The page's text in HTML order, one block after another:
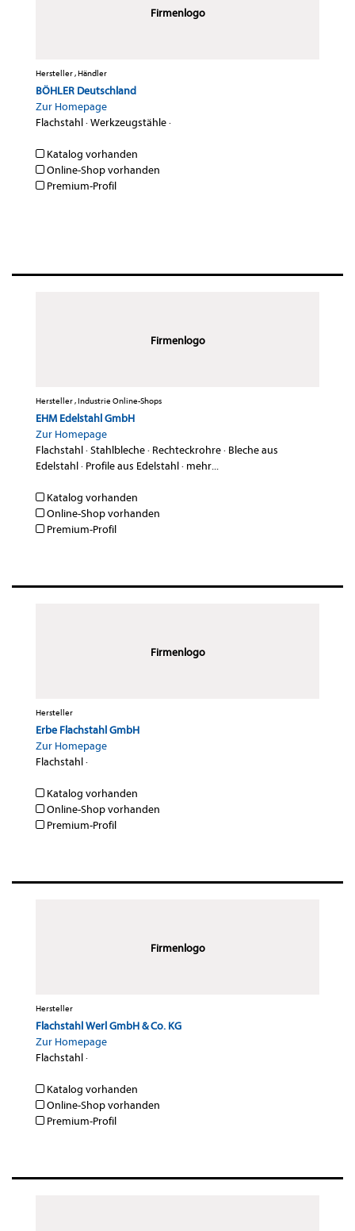
Firmenlogo
Hersteller , Händler
BÖHLER Deutschland
Zur Homepage
Flachstahl·Werkzeugstähle·
Katalog vorhanden
Online-Shop vorhanden
Premium-Profil
Firmenlogo
Hersteller , Industrie Online-Shops
EHM Edelstahl GmbH
Zur Homepage
Flachstahl·Stahlbleche· Rechteckrohre· Bleche aus
Edelstahl· Profile aus Edelstahl· mehr...
Katalog vorhanden
Online-Shop vorhanden
Premium-Profil
Firmenlogo
Hersteller
Erbe Flachstahl GmbH
Zur Homepage
Flachstahl·
Katalog vorhanden
Online-Shop vorhanden
Premium-Profil
Firmenlogo
Hersteller
Flachstahl Werl GmbH & Co. KG
Zur Homepage
Flachstahl·
Katalog vorhanden
Online-Shop vorhanden
Premium-Profil